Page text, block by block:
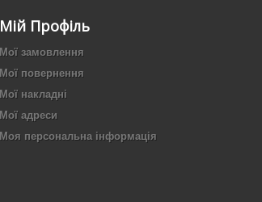
Мій Профіль
Мої замовлення
Мої повернення
Мої накладні
Мої адреси
Моя персональна інформація